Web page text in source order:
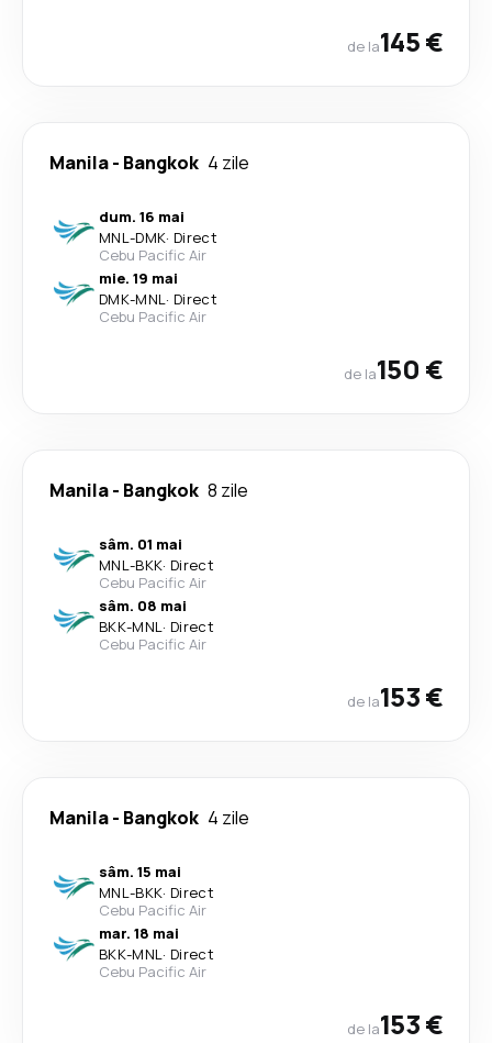
de la145 €
Manila- Bangkok 4 zile
dum. 16 mai
MNL-DMK· Direct
Cebu Pacific Air
mie. 19 mai
DMK-MNL· Direct
Cebu Pacific Air
de la150 €
Manila- Bangkok 8 zile
sâm. 01 mai
MNL-BKK· Direct
Cebu Pacific Air
sâm. 08 mai
BKK-MNL· Direct
Cebu Pacific Air
de la153 €
Manila- Bangkok 4 zile
sâm. 15 mai
MNL-BKK· Direct
Cebu Pacific Air
mar. 18 mai
BKK-MNL· Direct
Cebu Pacific Air
de la153 €